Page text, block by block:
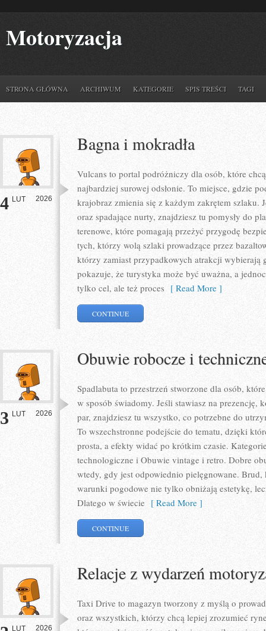
Motoryzacja
STRONA GŁÓWNA ARCHIWUM KATEGORIE SPIS TREŚCI TAGI
4 LUT 2026
Bagna i mokradła
Vulcans to portal podróżniczy dla osób, które
najbardziej surowej odsłonie. To miejsce, gdzie
krajobraz zmienia się z każdym zakrętem szlaku.
oraz spadające nurty, znajdziesz tu pomysły do
terenowe, które pomagają przeżyć przygodę
tych, którzy wolą szlaki prowadzące przez
którzy zamiast przypadkowych atrakcji wybierają
pokazuje, że turystyka może być uważna, a
tylko cel, ale też proces [ Read More ]
CONTINUE
3 LUT 2026
Obuwie robocze i
Spadlabuta to przestrzeń stworzone dla osób,
w sposób świadomy. Jeśli stawiasz na prezencję,
par, znajdziesz tu wszystko, co potrzebne do
To wszechstronne podejście do tematu, dzięki
prosta, a efekty widać po krótkim czasie.
technologiczne i Obuwie vintage i retro. Dobre
wtedy, gdy jest odpowiednio pielęgnowane.
warunki pogodowe nie tylko obniżają estetykę,
Dlatego w świecie [ Read More ]
CONTINUE
LUT 2026
Relacje z wydarzeń
Taxi Drive to magazyn tworzony z myślą o
oraz wszystkich, którzy chcą lepiej zrozumieć